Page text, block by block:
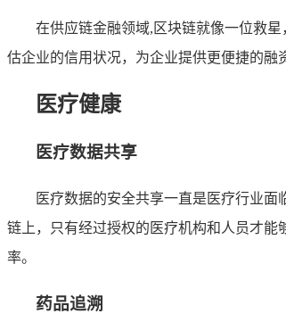
在供应链金融领域,区块链就像一位救
估企业的信用状况，为企业提供更便捷的融
医疗健康
医疗数据共享
医疗数据的安全共享一直是医疗行业
链上，只有经过授权的医疗机构和人员才
率。
药品追溯